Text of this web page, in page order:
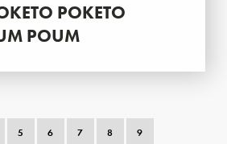
POKETO
POUM
5 6 7 8 9